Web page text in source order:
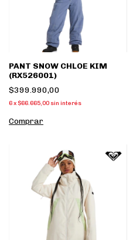
PANT SNOW CHLOE KIM
(RX526001)
$399.990,00
6x $66.665,00 sin interés
Comprar